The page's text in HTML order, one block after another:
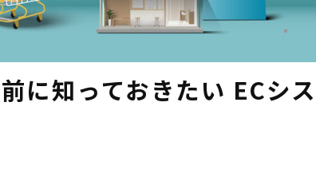
に知っておきたい ECシス